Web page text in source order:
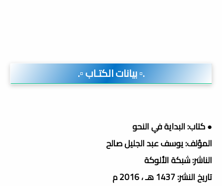
.▫️ بيانات الكتـاب ▫️.
● كتاب: البداية في النحو
المؤلف: يوسف عبد الجليل صالح
الناشر: شبكة الألوكة
تاريخ النشر: 1437 هـ ، 2016 م